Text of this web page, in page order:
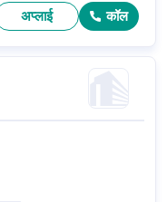
अनिवार्य है।
अप्लाई कॉल